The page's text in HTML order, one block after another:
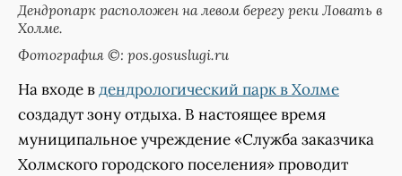
Дендропарк расположен на левом берегу реки Ловать в
Холме.
Фотография ©: pos.gosuslugi.ru
На входе вдендрологический парк в Холме
создадут зону отдыха. В настоящее время
муниципальное учреждение «Служба заказчика
Холмского городского поселения» проводит